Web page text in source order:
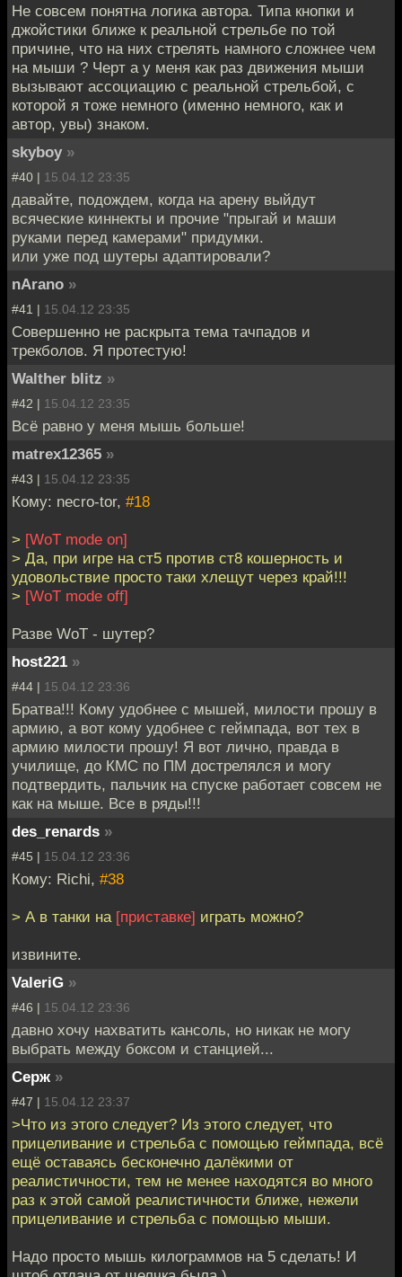
Не совсем понятна логика автора. Типа кнопки и
джойстики ближе к реальной стрельбе по той
причине, что на них стрелять намного сложнее чем
на мыши ? Черт а у меня как раз движения мыши
вызывают ассоциацию с реальной стрельбой, с
которой я тоже немного (именно немного, как и
автор, увы) знаком.
skyboy »
#40 | 15.04.12 23:35
давайте, подождем, когда на арену выйдут
всяческие киннекты и прочие "прыгай и маши
руками перед камерами" придумки.
или уже под шутеры адаптировали?
nArano »
#41 | 15.04.12 23:35
Совершенно не раскрыта тема тачпадов и
трекболов. Я протестую!
Walther blitz »
#42 | 15.04.12 23:35
Всё равно у меня мышь больше!
matrex12365 »
#43 | 15.04.12 23:35
Кому: necro-tor, #18
> [WoT mode on]
> Да, при игре на ст5 против ст8 кошерность и
удовольствие просто таки хлещут через край!!!
> [WoT mode off]
Разве WoT - шутер?
host221 »
#44 | 15.04.12 23:36
Братва!!! Кому удобнее с мышей, милости прошу в
армию, а вот кому удобнее с геймпада, вот тех в
армию милости прошу! Я вот лично, правда в
училище, до КМС по ПМ дострелялся и могу
подтвердить, пальчик на спуске работает совсем не
как на мыше. Все в ряды!!!
des_renards »
#45 | 15.04.12 23:36
Кому: Richi, #38
> А в танки на [приставке] играть можно?
извините.
ValeriG »
#46 | 15.04.12 23:36
давно хочу нахватить кансоль, но никак не могу
выбрать между боксом и станцией...
Серж »
#47 | 15.04.12 23:37
>Что из этого следует? Из этого следует, что
прицеливание и стрельба с помощью геймпада, всё
ещё оставаясь бесконечно далёкими от
реалистичности, тем не менее находятся во много
раз к этой самой реалистичности ближе, нежели
прицеливание и стрельба с помощью мыши.
Надо просто мышь килограммов на 5 сделать! И